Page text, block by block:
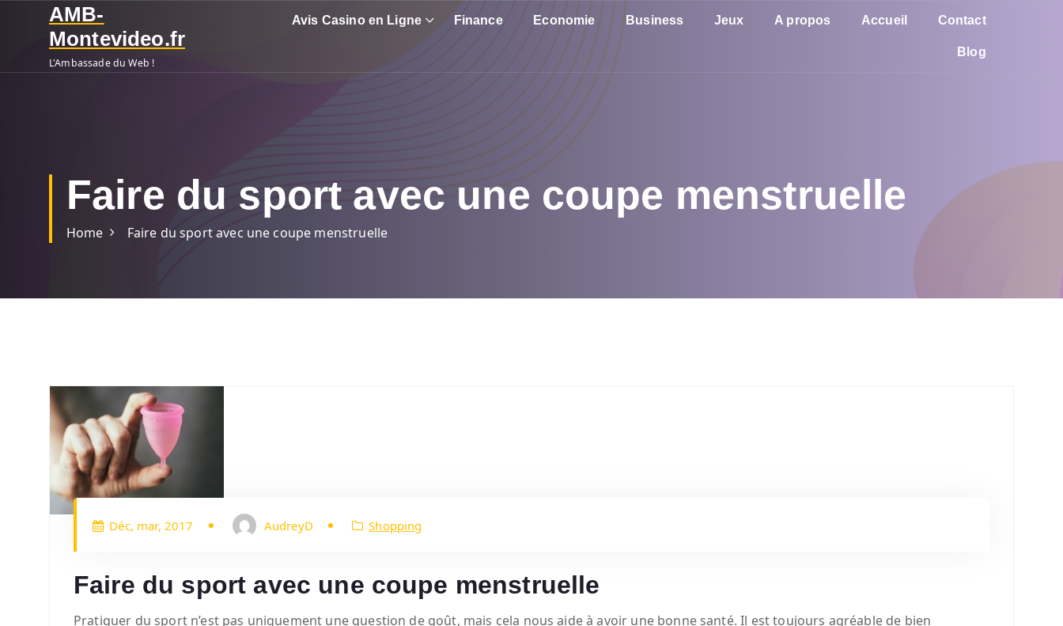
p
AMB-
Montevideo.fr
L'Ambassade du Web !
Avis Casino en Ligne Finance Economie Business Jeux A propos Accueil Contact
Blog
Faire du sport avec une coupe menstruelle
Home Faire du sport avec une coupe menstruelle
Déc, mar, 2017 AudreyD Shopping
Faire du sport avec une coupe menstruelle
Pratiquer du sport n’est pas uniquement une question de goût, mais cela nous aide à avoir une bonne santé. Il est toujours agréable de bien